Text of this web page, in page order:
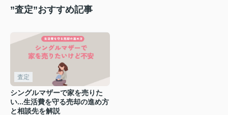
”査定”おすすめ記事
査定
シングルマザーで家を売りた
い...生活費を守る売却の進め方
と相談先を解説